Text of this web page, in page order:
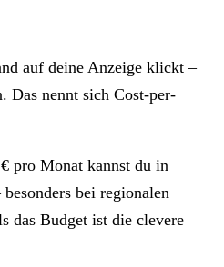
auf deine Anzeige klickt –
Das nennt sich Cost-per-
pro Monat kannst du in
bei regionalen
das Budget ist die clevere